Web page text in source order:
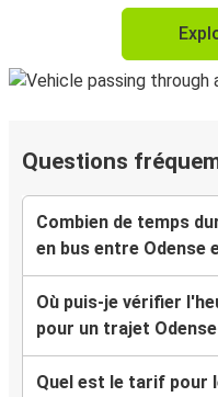
Questions
Combien de temps
en bus entre Odense
Où puis-je vérifier
pour un trajet
Quel est le tarif pour